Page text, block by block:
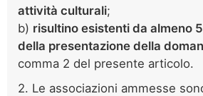
attività culturali;
b) risultino esistenti da almeno
della presentazione della
comma 2 del presente articolo.
2. Le associazioni ammesse